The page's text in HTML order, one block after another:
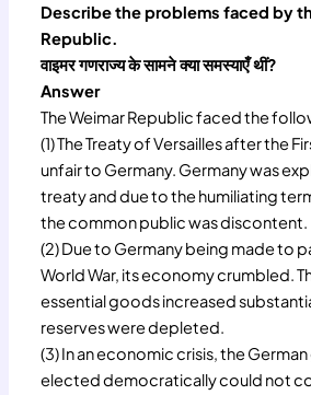
Describe the problems faced by
Republic.
वाइमर गणराज्य के सामने क्या समस्याएँ थीं?
Answer
The Weimar Republic faced the
(1) The Treaty of Versailles after the
unfair to Germany. Germany was
treaty and due to the humiliating
the common public was discontent.
(2) Due to Germany being made to
World War, its economy crumbled.
essential goods increased
reserves were depleted.
(3) In an economic crisis, the
elected democratically could not